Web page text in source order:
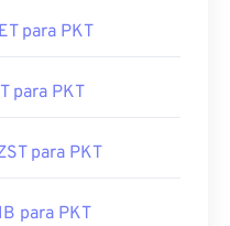
para PKT
para PKT
para PKT
para PKT